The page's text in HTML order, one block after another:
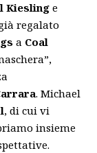
Kieslinge
regalato
a Coal
. Michael
, di cui vi
insieme